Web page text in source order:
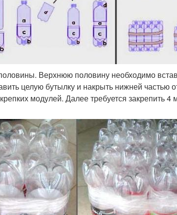
Верхнюю половину необходимо
целую бутылку и накрыть нижней частью
модулей. Далее требуется закрепить 4